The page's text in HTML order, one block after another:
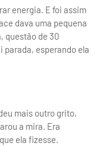
energia. E foi assim
dava uma pequena
questão de 30
parada, esperando ela
mais outro grito,
a mira. Era
ela fizesse.